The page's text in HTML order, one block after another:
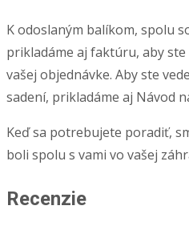
K odoslaným balíkom, spolu
prikladáme aj faktúru, aby
vašej objednávke. Aby ste
sadení, prikladáme aj Návod
Keď sa potrebujete poradiť,
boli spolu s vami vo vašej
Recenzie